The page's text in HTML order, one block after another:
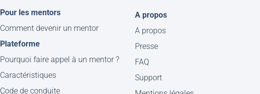
Pour les mentors
Comment devenir un mentor
Plateforme
Pourquoi faire appel à un mentor ?
Caractéristiques
Code de conduite
A propos
A propos
Presse
FAQ
Support